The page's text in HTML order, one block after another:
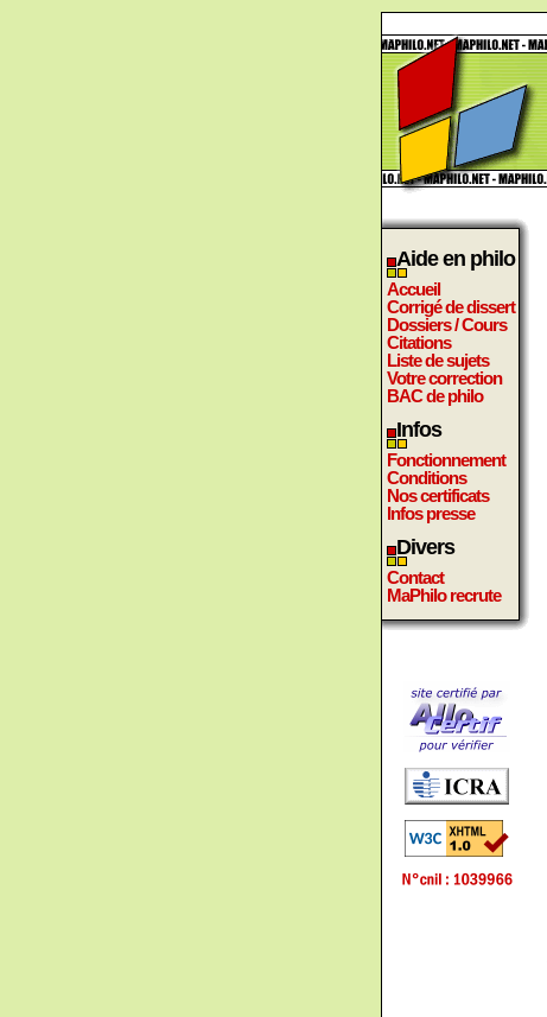
Aide en philo
Accueil
Corrigé de dissert
Dossiers / Cours
Citations
Liste de sujets
Votre correction
BAC de philo
Infos
Fonctionnement
Conditions
Nos certificats
Infos presse
Divers
Contact
MaPhilo recrute